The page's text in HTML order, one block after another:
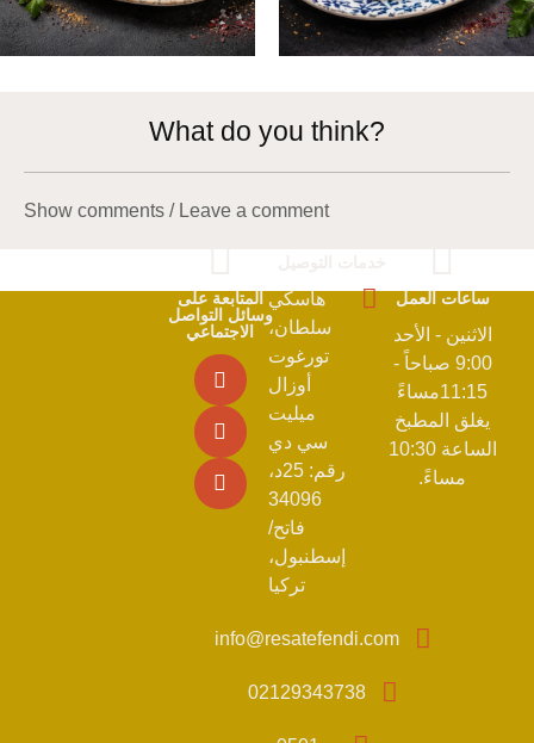
What do you think?
Show comments / Leave a comment
ساعات العمل
الاثنين - الأحد
9:00 صباحاً -
11:15مساءً
يغلق المطبخ
الساعة 10:30
مساءً.
هاسكي
سلطان،
تورغوت
أوزال
ميليت
سي دي
رقم: 25د،
34096
فاتح/
إسطنبول،
تركيا
info@resatefendi.com
02129343738
المتابعة على
وسائل التواصل
الاجتماعي